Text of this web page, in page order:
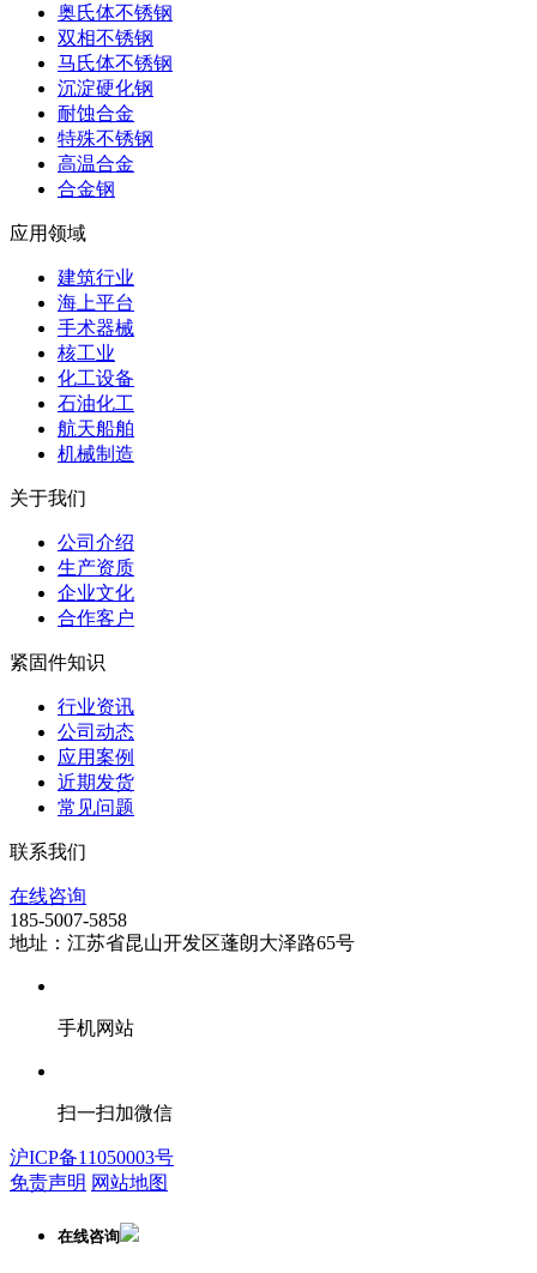
奥氏体不锈钢
双相不锈钢
马氏体不锈钢
沉淀硬化钢
耐蚀合金
特殊不锈钢
高温合金
合金钢
应用领域
建筑行业
海上平台
手术器械
核工业
化工设备
石油化工
航天船舶
机械制造
关于我们
公司介绍
生产资质
企业文化
合作客户
紧固件知识
行业资讯
公司动态
应用案例
近期发货
常见问题
联系我们
在线咨询
185-5007-5858
地址：江苏省昆山开发区蓬朗大泽路65号
手机网站
扫一扫加微信
沪ICP备11050003号
免责声明 网站地图
在线咨询